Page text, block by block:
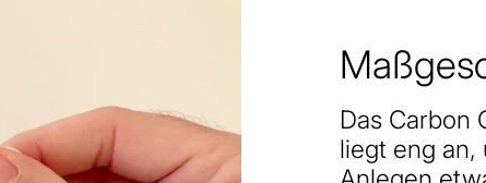
Das Carbon
liegt eng an,